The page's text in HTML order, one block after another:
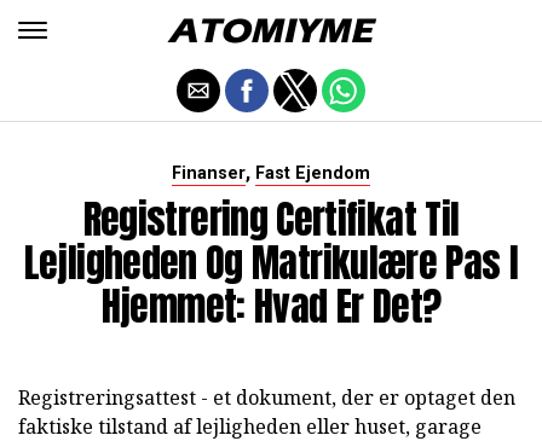
Finanser, Fast Ejendom
Registrering Certifikat Til
Lejligheden Og Matrikulære Pas I
Hjemmet: Hvad Er Det?
Registreringsattest - et dokument, der er optaget den
faktiske tilstand af lejligheden eller huset, garage